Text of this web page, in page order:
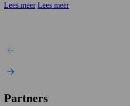
Lees meer Lees meer
Partners